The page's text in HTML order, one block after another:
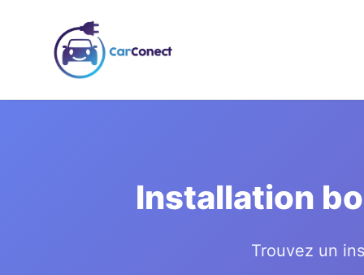
Installation
Trouvez un